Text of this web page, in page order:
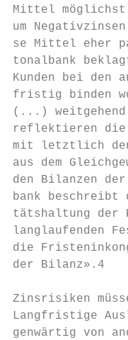
Mittel
um
se Mittel eher
tonalbank
Kunden bei
fristig binden
(...)
reflektieren die
mit letztlich
aus dem
den Bilanzen
bank
tätshaltung der
langlaufenden
die
der Bilanz».4
Zinsrisiken
Langfristige
genwärtig von